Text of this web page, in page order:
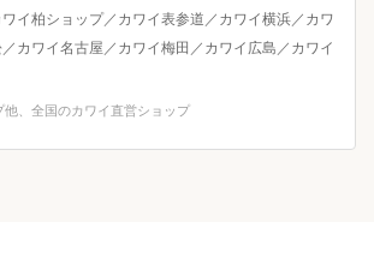
イ柏ショップ／カワイ表参道／カワイ横浜／カワ
カワイ名古屋／カワイ梅田／カワイ広島／カワイ
、全国のカワイ直営ショップ